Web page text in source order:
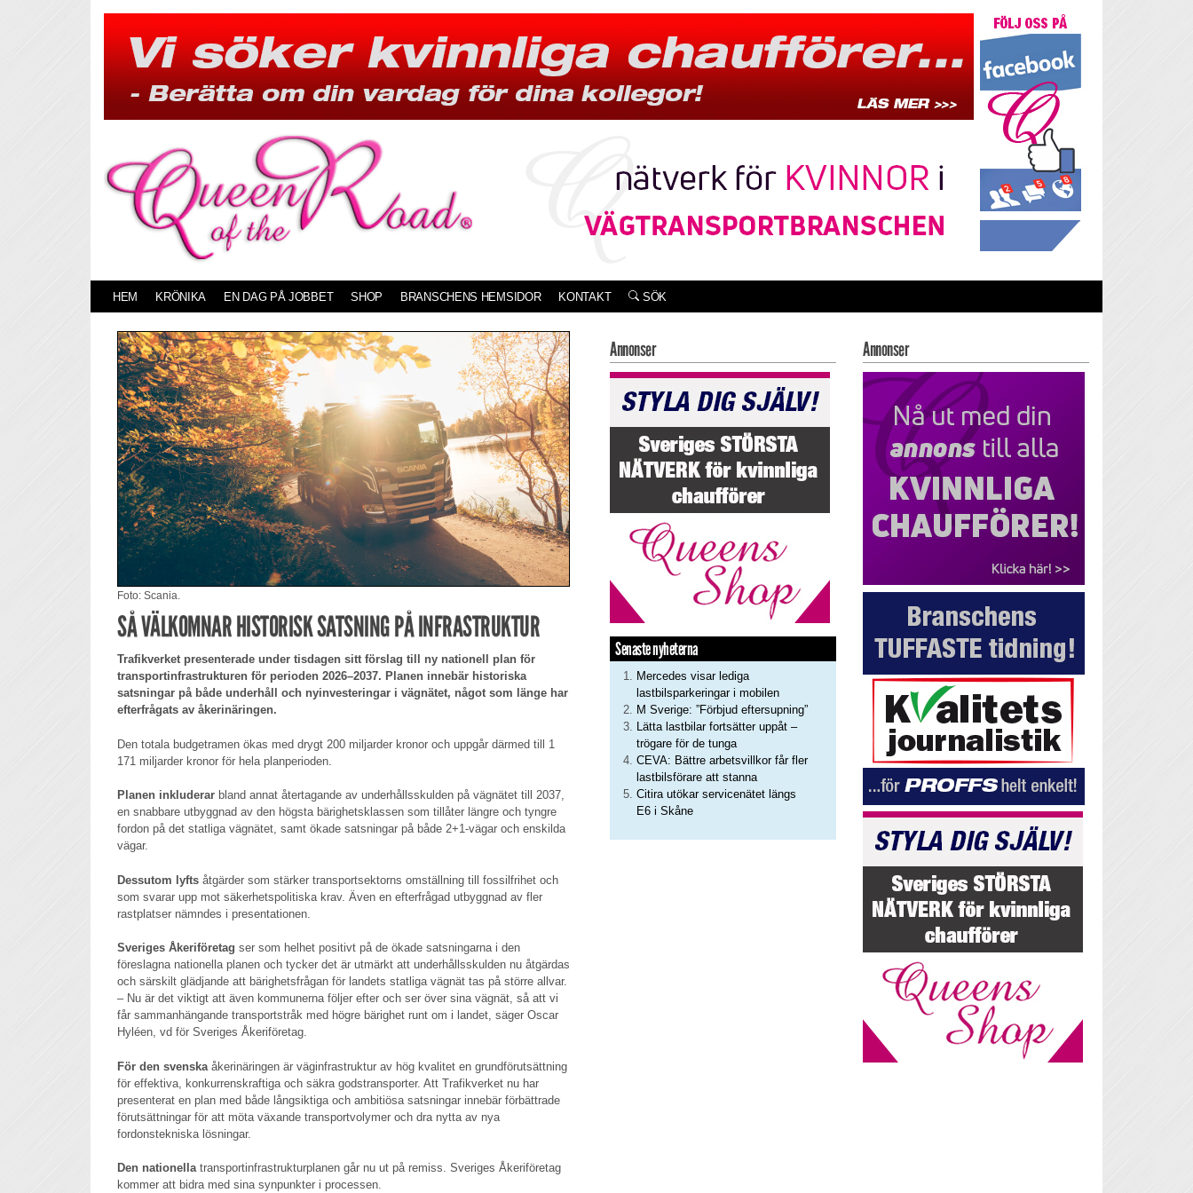
HEM KRÖNIKA EN DAG PÅ JOBBET SHOP BRANSCHENS HEMSIDOR KONTAKT SÖK
Foto: Scania.
SÅ VÄLKOMNAR HISTORISK SATSNING PÅ INFRASTRUKTUR
Trafikverket presenterade under tisdagen sitt förslag till ny nationell plan för
transportinfrastrukturen för perioden 2026–2037. Planen innebär historiska
satsningar på både underhåll och nyinvesteringar i vägnätet, något som länge har
efterfrågats av åkerinäringen.
Den totala budgetramen ökas med drygt 200 miljarder kronor och uppgår därmed till 1
171 miljarder kronor för hela planperioden.
Planen inkluderar bland annat återtagande av underhållsskulden på vägnätet till 2037,
en snabbare utbyggnad av den högsta bärighetsklassen som tillåter längre och tyngre
fordon på det statliga vägnätet, samt ökade satsningar på både 2+1-vägar och enskilda
vägar.
Dessutom lyfts åtgärder som stärker transportsektorns omställning till fossilfrihet och
som svarar upp mot säkerhetspolitiska krav. Även en efterfrågad utbyggnad av fler
rastplatser nämndes i presentationen.
Sveriges Åkeriföretag ser som helhet positivt på de ökade satsningarna i den
föreslagna nationella planen och tycker det är utmärkt att underhållsskulden nu åtgärdas
och särskilt glädjande att bärighetsfrågan för landets statliga vägnät tas på större allvar.
– Nu är det viktigt att även kommunerna följer efter och ser över sina vägnät, så att vi
får sammanhängande transportstråk med högre bärighet runt om i landet, säger Oscar
Hyléen, vd för Sveriges Åkeriföretag.
För den svenska åkerinäringen är väginfrastruktur av hög kvalitet en grundförutsättning
för effektiva, konkurrenskraftiga och säkra godstransporter. Att Trafikverket nu har
presenterat en plan med både långsiktiga och ambitiösa satsningar innebär förbättrade
förutsättningar för att möta växande transportvolymer och dra nytta av nya
fordonstekniska lösningar.
Den nationellatransportinfrastrukturplanen går nu ut på remiss. Sveriges Åkeriföretag
kommer att bidra med sina synpunkter i processen.
Annonser
Senaste nyheterna
Mercedes visar lediga
lastbilsparkeringar i mobilen
M Sverige: ”Förbjud eftersupning”
Lätta lastbilar fortsätter uppåt –
trögare för de tunga
CEVA: Bättre arbetsvillkor får fler
lastbilsförare att stanna
Citira utökar servicenätet längs
E6 i Skåne
Annonser